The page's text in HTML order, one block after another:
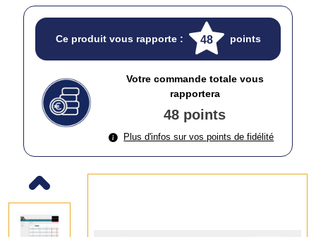
Previous
Ce produit vous rapporte : 48 points
Votre commande totale vous
rapportera
48 points
Plus d'infos sur vos points de fidélité